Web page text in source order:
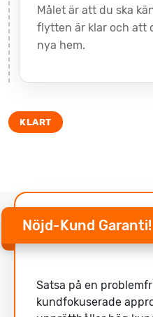
Målet är att du ska
flytten är klar och att
nya hem.
Nöjd-Kund Garanti!
Satsa på en
kundfokuserade